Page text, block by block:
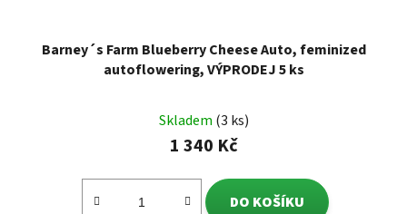
Barney´s Farm Blueberry Cheese Auto, feminized
autoflowering, VÝPRODEJ 5 ks
Skladem (3 ks)
1 340 Kč
DO KOŠÍKU